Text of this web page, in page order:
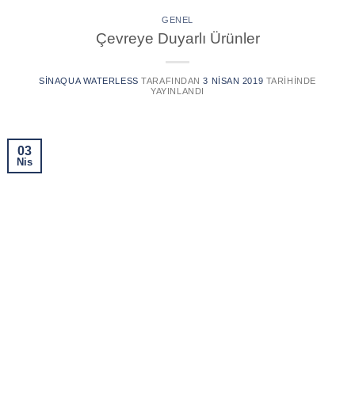
GENEL
Çevreye Duyarlı Ürünler
SINAQUA WATERLESS TARAFINDAN 3 NISAN 2019 TARIHINDE
YAYINLANDI
03
Nis